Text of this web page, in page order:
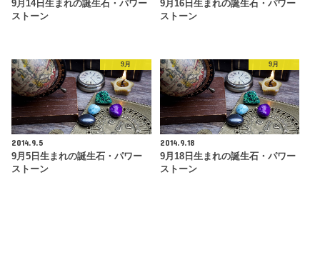
9月14日生まれの誕生石・パワー
ストーン
9月16日生まれの誕生石・パワー
ストーン
9月
2014.9.5
9月5日生まれの誕生石・パワー
ストーン
9月
2014.9.18
9月18日生まれの誕生石・パワー
ストーン